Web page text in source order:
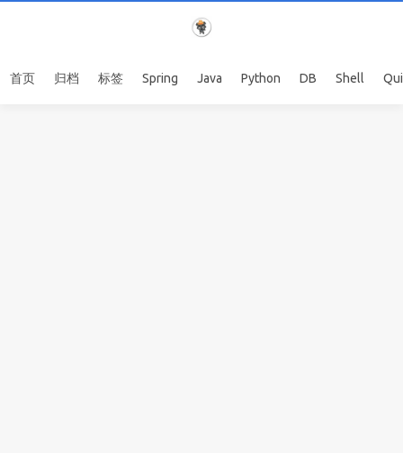
首页 归档 标签 Spring Java Python DB Shell